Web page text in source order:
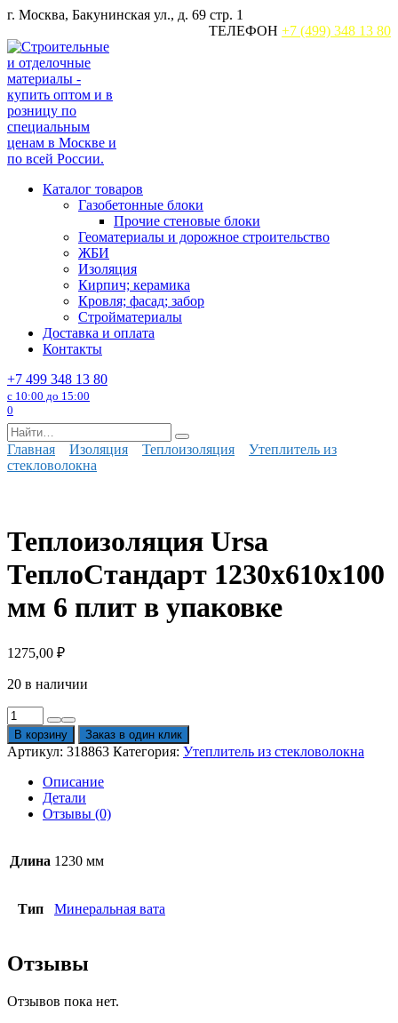
Перейти
содержанию
г. Москва, Бакунинская ул., д. 69 стр. 1
ТЕЛЕФОН +7 (499) 348 13 80
Каталог товаров
Газобетонные блоки
Прочие стеновые блоки
Геоматериалы и дорожное строительство
ЖБИ
Изоляция
Кирпич; керамика
Кровля; фасад; забор
Стройматериалы
Доставка и оплата
Контакты
+7 499 348 13 80
с 10:00 до 15:00
0
Search
for:
Главная Изоляция Теплоизоляция
Утеплитель из
стекловолокна
Теплоизоляция Ursa
ТеплоСтандарт 1230х610х100
мм 6 плит в упаковке
1275,00 ₽
20 в наличии
Количество
товара
Теплоизоляция
Ursa
ТеплоСтандарт
1230х610х100
в
упаковке
В корзину Заказ в один клик
Артикул: 318863 Категория: Утеплитель из стекловолокна
Описание
Детали
Отзывы (0)
Длина 1230 мм
Тип Минеральная вата
Отзывы
Отзывов пока нет.